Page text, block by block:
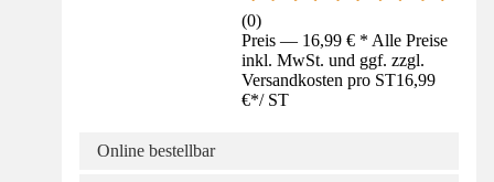
(0)
Preis — 16,99 € * Alle Preise
inkl. MwSt. und ggf. zzgl.
Versandkosten pro ST16,99
€*/ ST
Online bestellbar